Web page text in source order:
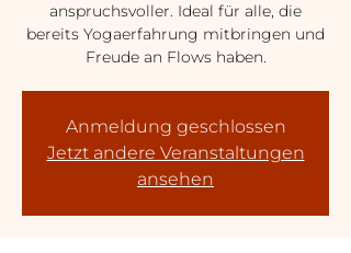
anspruchsvoller. Ideal für alle, die
bereits Yogaerfahrung mitbringen und
Freude an Flows haben.
Anmeldung geschlossen
Jetzt andere Veranstaltungen
ansehen